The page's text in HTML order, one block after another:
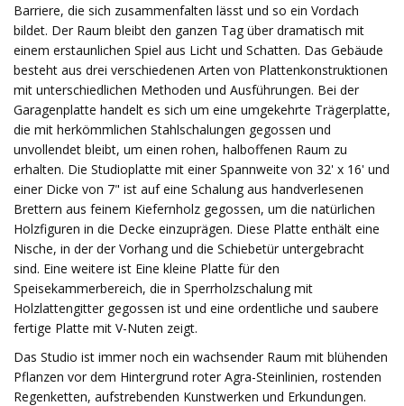
Barriere, die sich zusammenfalten lässt und so ein Vordach
bildet. Der Raum bleibt den ganzen Tag über dramatisch mit
einem erstaunlichen Spiel aus Licht und Schatten. Das Gebäude
besteht aus drei verschiedenen Arten von Plattenkonstruktionen
mit unterschiedlichen Methoden und Ausführungen. Bei der
Garagenplatte handelt es sich um eine umgekehrte Trägerplatte,
die mit herkömmlichen Stahlschalungen gegossen und
unvollendet bleibt, um einen rohen, halboffenen Raum zu
erhalten. Die Studioplatte mit einer Spannweite von 32' x 16' und
einer Dicke von 7" ist auf eine Schalung aus handverlesenen
Brettern aus feinem Kiefernholz gegossen, um die natürlichen
Holzfiguren in die Decke einzuprägen. Diese Platte enthält eine
Nische, in der der Vorhang und die Schiebetür untergebracht
sind. Eine weitere ist Eine kleine Platte für den
Speisekammerbereich, die in Sperrholzschalung mit
Holzlattengitter gegossen ist und eine ordentliche und saubere
fertige Platte mit V-Nuten zeigt.
Das Studio ist immer noch ein wachsender Raum mit blühenden
Pflanzen vor dem Hintergrund roter Agra-Steinlinien, rostenden
Regenketten, aufstrebenden Kunstwerken und Erkundungen.